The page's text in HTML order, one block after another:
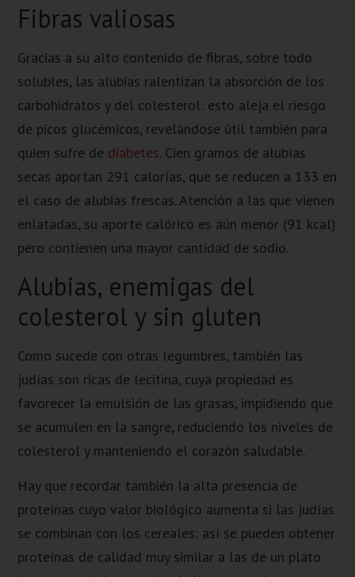
Fibras valiosas
Gracias a su alto contenido de fibras, sobre todo
solubles, las alubias ralentizan la absorción de los
carbohidratos y del colesterol: esto aleja el riesgo
de picos glucémicos, revelándose útil también para
quien sufre de diabetes. Cien gramos de alubías
secas aportan 291 calorías, que se reducen a 133 en
el caso de alubias frescas. Atención a las que vienen
enlatadas, su aporte calórico es aún menor (91 kcal)
pero contienen una mayor cantidad de sodio.
Alubias, enemigas del
colesterol y sin gluten
Como sucede con otras legumbres, también las
judías son ricas de lecitina, cuya propiedad es
favorecer la emulsión de las grasas, impidiendo que
se acumulen en la sangre, reduciendo los niveles de
colesterol y manteniendo el corazón saludable.
Hay que recordar también la alta presencia de
proteínas cuyo valor biológico aumenta si las judías
se combinan con los cereales: así se pueden obtener
proteínas de calidad muy similar a las de un plato